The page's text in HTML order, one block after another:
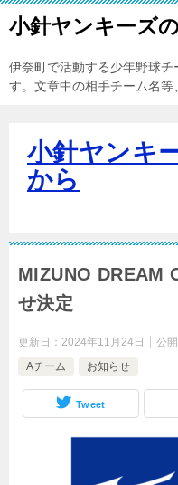
小針ヤンキーズ
伊奈町で活動する少年野球
す。文章中の相手チーム名等
小針ヤンキ
から
MIZUNO DREAM
せ決定
更新日： 2024年11月24日 公開
Aチーム
お知らせ
Tweet